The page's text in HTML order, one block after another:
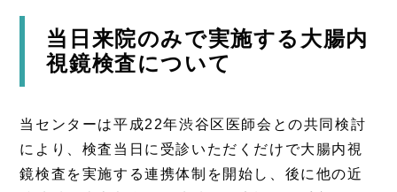
当日来院のみで実施する大腸内
視鏡検査について
当センターは平成22年渋谷区医師会との共同検討
により、検査当日に受診いただくだけで大腸内視
鏡検査を実施する連携体制を開始し、後に他の近